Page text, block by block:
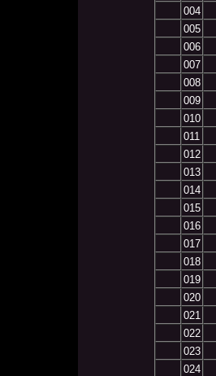
004
005
006
007
008
009
010
011
012
013
014
015
016
017
018
019
020
021
022
023
024